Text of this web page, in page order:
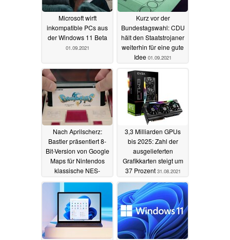
Microsoft wirft
inkompatible PCs aus
der Windows 11 Beta
01.09.2021
Kurz vor der
Bundestagswahl: CDU
hält den Staatstrojaner
weiterhin für eine gute
Idee 01.09.2021
Nach Aprilscherz:
Bastler präsentiert 8-
Bit-Version von Google
Maps für Nintendos
klassische NES-
31.08.2021
3,3 Milliarden GPUs
bis 2025: Zahl der
ausgelieferten
Grafikkarten steigt um
37 Prozent 31.08.2021